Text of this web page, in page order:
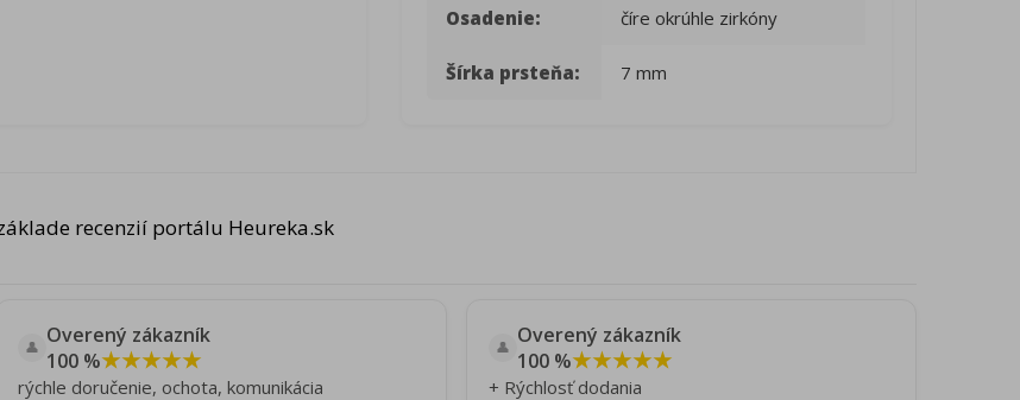
Osadenie: číre okrúhle zirkóny
Šírka prsteňa: 7 mm
recenzií portálu Heureka.sk
👤 Overený zákazník
100 %★★★★★
rýchle doručenie, ochota, komunikácia
👤 Overený zákazník
100 %★★★★★
+ Rýchlosť dodania